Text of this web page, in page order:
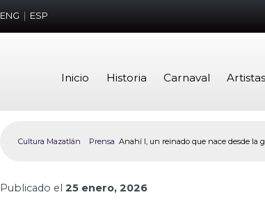
ENG ESP
Inicio Historia Carnaval Artistas
Cultura Mazatlán Prensa Anahí I, un reinado que nace desde la
Publicado el 25 enero, 2026